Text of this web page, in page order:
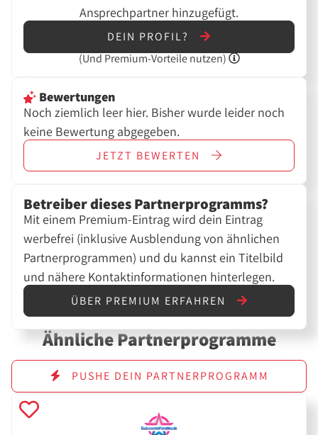
Ansprechpartner hinzugefügt.
DEIN PROFIL?
(UndPremium-Vorteile nutzen)
Bewertungen
Noch ziemlich leer hier. Bisher wurde leider noch
keine Bewertung abgegeben.
JETZT BEWERTEN
Betreiber dieses Partnerprogramms?
Mit einem Premium-Eintrag wird dein Eintrag
werbefrei (inklusive Ausblendung von ähnlichen
Partnerprogrammen) und du kannst ein Titelbild
und nähere Kontaktinformationen hinterlegen.
ÜBER PREMIUM ERFAHREN
Ähnliche Partnerprogramme
PUSHE DEIN PARTNERPROGRAMM